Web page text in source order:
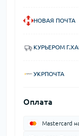
НОВАЯ ПОЧТА
КУРЬЕРОМ
УКРПОЧТА
Оплата
Mastercard